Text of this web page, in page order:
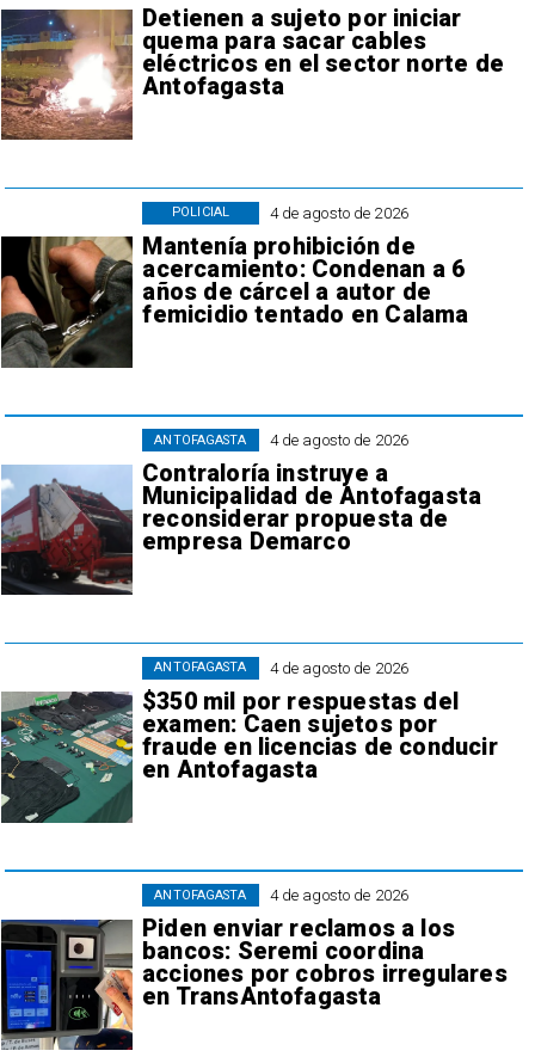
Detienen a sujeto por iniciar
quema para sacar cables
eléctricos en el sector norte de
Antofagasta
4 de agosto de 2026
Mantenía prohibición de
acercamiento: Condenan a 6
años de cárcel a autor de
femicidio tentado en Calama
POLICIAL
4 de agosto de 2026
Contraloría instruye a
Municipalidad de Antofagasta
reconsiderar propuesta de
empresa Demarco
ANTOFAGASTA
4 de agosto de 2026
$350 mil por respuestas del
examen: Caen sujetos por
fraude en licencias de conducir
en Antofagasta
ANTOFAGASTA
4 de agosto de 2026
Piden enviar reclamos a los
bancos: Seremi coordina
acciones por cobros irregulares
en TransAntofagasta
ANTOFAGASTA